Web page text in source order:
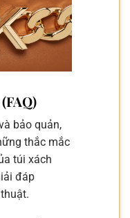
bảo quản,
thắc mắc
túi xách
đáp